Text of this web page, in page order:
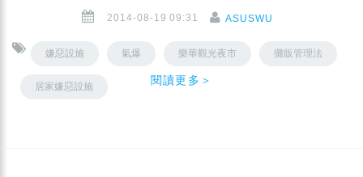
2014-08-19 09:31 ASUSWU
嫌惡設施 氣爆 樂華觀光夜市 攤販管理法
居家嫌惡設施 閱讀更多＞